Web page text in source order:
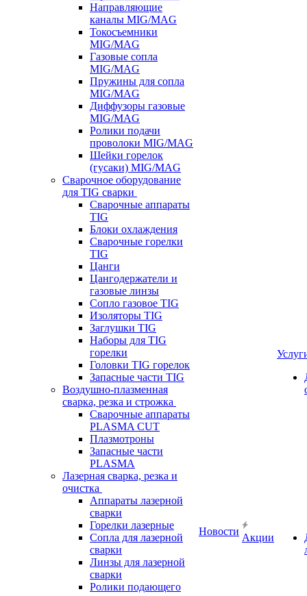
Направляющие
каналы MIG/MAG
Токосъемники
MIG/MAG
Газовые сопла
MIG/MAG
Пружины для сопла
MIG/MAG
Диффузоры газовые
MIG/MAG
Ролики подачи
проволоки MIG/MAG
Шейки горелок
(гусаки) MIG/MAG
Сварочное оборудование
для TIG сварки
Сварочные аппараты
TIG
Блоки охлаждения
Сварочные горелки
TIG
Цанги
Цангодержатели и
газовые линзы
Сопло газовое TIG
Изоляторы TIG
Заглушки TIG
Наборы для TIG
горелки
Головки TIG горелок
Запасные части TIG
Воздушно-плазменная
сварка, резка и строжка
Сварочные аппараты
PLASMA CUT
Плазмотроны
Запасные части
PLASMA
Лазерная сварка, резка и
очистка
Аппараты лазерной
сварки
Горелки лазерные
Сопла для лазерной
сварки
Линзы для лазерной
сварки
Ролики подающего
Новости
Акции